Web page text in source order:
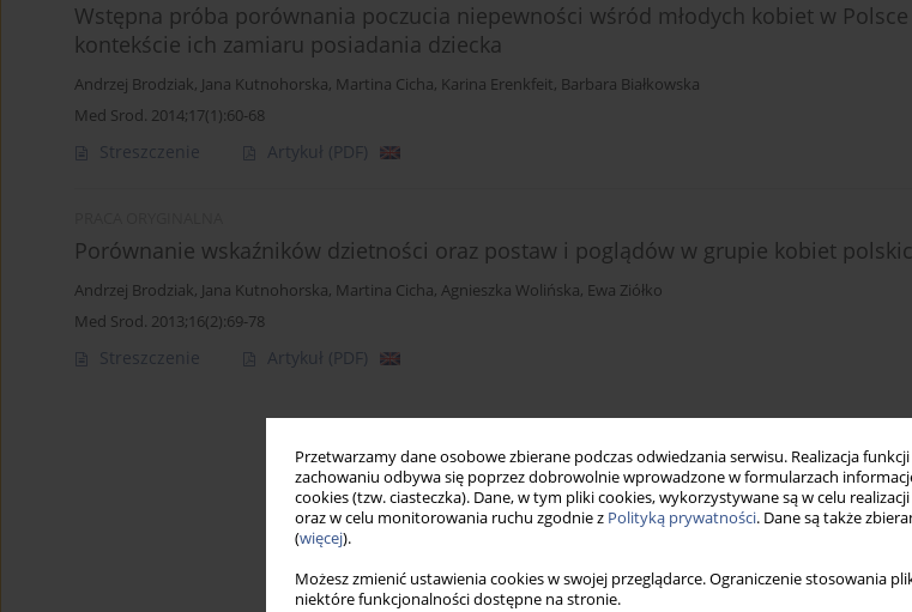
Przetwarzamy dane osobowe zbierane podczas odwiedzania serwisu. Realizacja
zachowaniu odbywa się poprzez dobrowolnie wprowadzone w formularzach
cookies (tzw. ciasteczka). Dane, w tym pliki cookies, wykorzystywane są w celu
oraz w celu monitorowania ruchu zgodnie z Polityką prywatności. Dane są także
(więcej).
Możesz zmienić ustawienia cookies w swojej przeglądarce. Ograniczenie stosowania
niektóre funkcjonalności dostępne na stronie.
Wstępna próba porównania poczucia niepewności wśród młodych kobiet w Polsce
kontekście ich zamiaru posiadania dziecka
Andrzej Brodziak, Jana Kutnohorska, Martina Cicha, Karina Erenkfeit, Barbara Białkowska
Med Srod. 2014;17(1):60-68
Streszczenie Artykuł (PDF)
Porównanie wskaźników dzietności oraz postaw i poglądów w grupie kobiet
Andrzej Brodziak, Jana Kutnohorska, Martina Cicha, Agnieszka Wolińska, Ewa Ziółko
Med Srod. 2013;16(2):69-78
Streszczenie Artykuł (PDF)